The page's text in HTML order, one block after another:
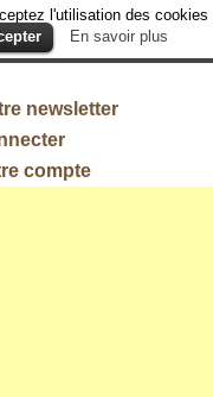
l'utilisation des cookies
En savoir plus
newsletter
compte